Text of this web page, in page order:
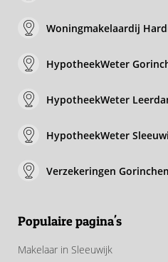
Woningmakelaardij
HypotheekWeter
HypotheekWeter
HypotheekWeter
Verzekeringen
Populaire pagina's
Makelaar in Sleeuwijk